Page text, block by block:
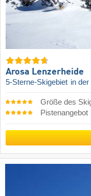
Arosa Lenzerheide
5-Sterne-Skigebiet in
Größe des
Pistenangebot